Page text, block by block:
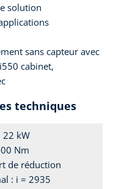
solution
sans capteur avec
cabinet,
techniques
22 kW
Nm
de réduction
: i = 2935